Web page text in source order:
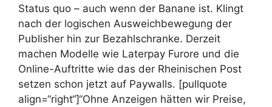
Status quo – auch wenn der Banane ist. Klingt
nach der logischen Ausweichbewegung der
Publisher hin zur Bezahlschranke. Derzeit
machen Modelle wie Laterpay Furore und die
Online-Auftritte wie das der Rheinischen Post
setzen schon jetzt auf Paywalls. [pullquote
align=“right“]“Ohne Anzeigen hätten wir Preise,